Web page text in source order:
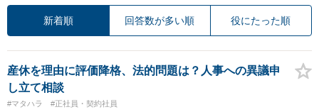
新着順 回答数が多い順 役にたった順
産休を理由に評価降格、法的問題は？人事への異議申
し立て相談
#マタハラ #正社員・契約社員